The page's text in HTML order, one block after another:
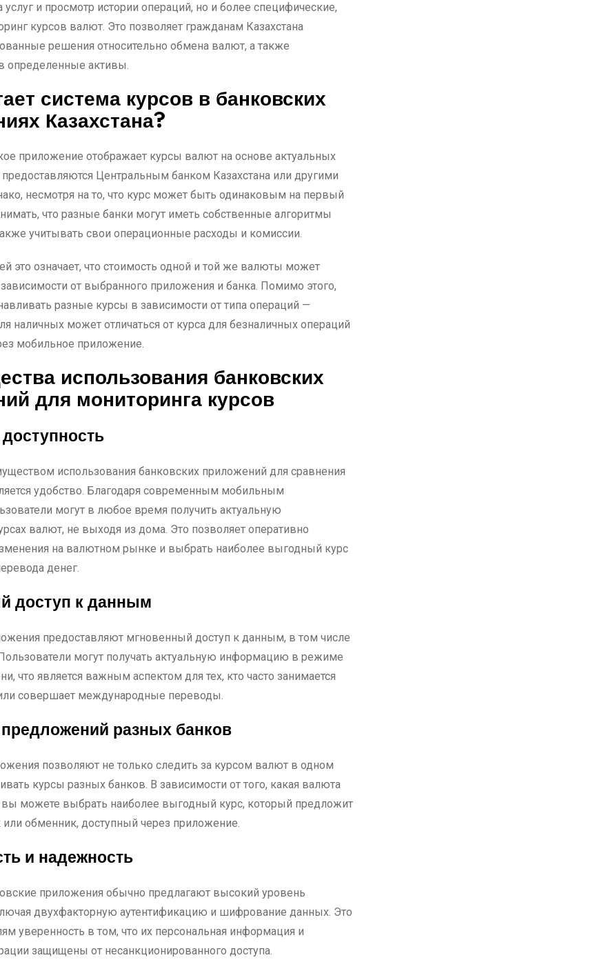
услуг и просмотр истории операций, но и более специфические,
курсов валют. Это позволяет гражданам Казахстана
решения относительно обмена валют, а также
определенные активы.
система курсов в банковских
Казахстана?
приложение отображает курсы валют на основе актуальных
Центральным банком Казахстана или другими
несмотря на то, что курс может быть одинаковым на первый
что разные банки могут иметь собственные алгоритмы
учитывать свои операционные расходы и комиссии.
это означает, что стоимость одной и той же валюты может
от выбранного приложения и банка. Помимо этого,
разные курсы в зависимости от типа операций —
наличных может отличаться от курса для безналичных операций
мобильное приложение.
использования банковских
для мониторинга курсов
использования банковских приложений для сравнения
удобство. Благодаря современным мобильным
могут в любое время получить актуальную
валют, не выходя из дома. Это позволяет оперативно
на валютном рынке и выбрать наиболее выгодный курс
денег.
доступ к данным
предоставляют мгновенный доступ к данным, в том числе
могут получать актуальную информацию в режиме
что является важным аспектом для тех, кто часто занимается
совершает международные переводы.
разных банков
позволяют не только следить за курсом валют в одном
курсы разных банков. В зависимости от того, какая валюта
можете выбрать наиболее выгодный курс, который предложит
обменник, доступный через приложение.
и надежность
приложения обычно предлагают высокий уровень
двухфакторную аутентификацию и шифрование данных. Это
уверенность в том, что их персональная информация и
защищены от несанкционированного доступа.